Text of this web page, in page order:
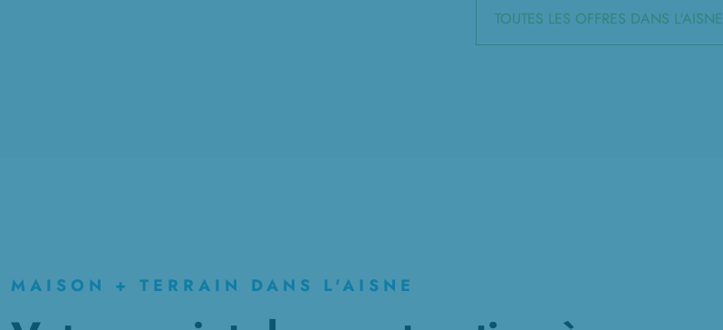
TOUTES LES OFFRES DANS L'AISNE
MAISON + TERRAIN DANS L'AISNE